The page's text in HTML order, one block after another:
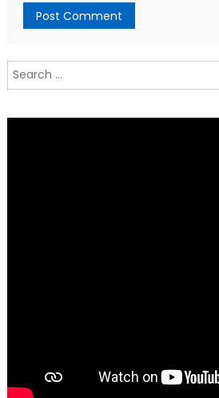
Search
for: